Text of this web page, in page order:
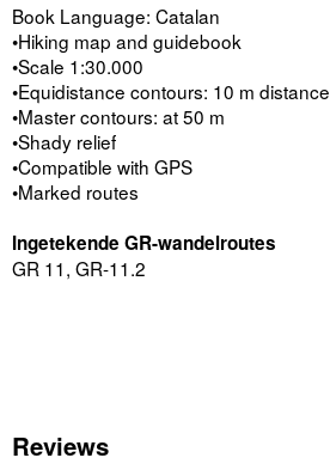
Book Language: Catalan
•Hiking map and guidebook
•Scale 1:30.000
•Equidistance contours: 10 m distance
•Master contours: at 50 m
•Shady relief
•Compatible with GPS
•Marked routes
Ingetekende GR-wandelroutes
GR 11, GR-11.2
Reviews